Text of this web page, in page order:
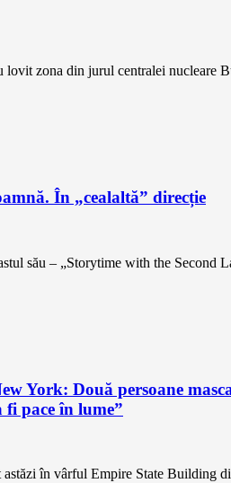
lovit zona din jurul centralei nucleare
În „cealaltă” direcție
său – „Storytime with the Second
York: Două persoane
pace în lume”
astăzi în vârful Empire State Building